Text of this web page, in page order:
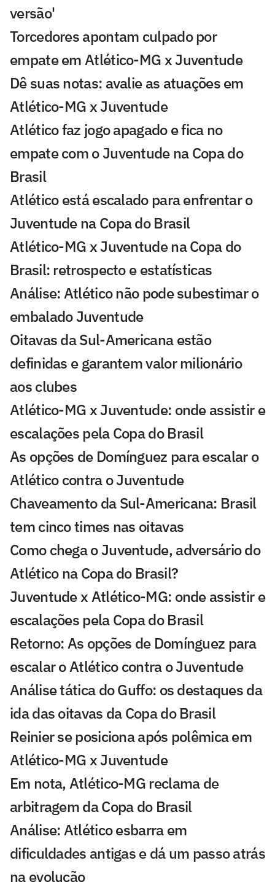
versão'
Torcedores apontam culpado por
empate em Atlético-MG x Juventude
Dê suas notas: avalie as atuações em
Atlético-MG x Juventude
Atlético faz jogo apagado e fica no
empate com o Juventude na Copa do
Brasil
Atlético está escalado para enfrentar o
Juventude na Copa do Brasil
Atlético-MG x Juventude na Copa do
Brasil: retrospecto e estatísticas
Análise: Atlético não pode subestimar o
embalado Juventude
Oitavas da Sul-Americana estão
definidas e garantem valor milionário
aos clubes
Atlético-MG x Juventude: onde assistir e
escalações pela Copa do Brasil
As opções de Domínguez para escalar o
Atlético contra o Juventude
Chaveamento da Sul-Americana: Brasil
tem cinco times nas oitavas
Como chega o Juventude, adversário do
Atlético na Copa do Brasil?
Juventude x Atlético-MG: onde assistir e
escalações pela Copa do Brasil
Retorno: As opções de Domínguez para
escalar o Atlético contra o Juventude
Análise tática do Guffo: os destaques da
ida das oitavas da Copa do Brasil
Reinier se posiciona após polêmica em
Atlético-MG x Juventude
Em nota, Atlético-MG reclama de
arbitragem da Copa do Brasil
Análise: Atlético esbarra em
dificuldades antigas e dá um passo atrás
na evolução